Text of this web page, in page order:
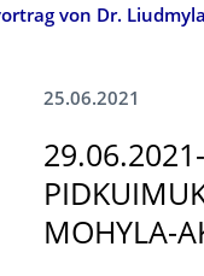
von Dr.
25.06.2021
MOHYLA-